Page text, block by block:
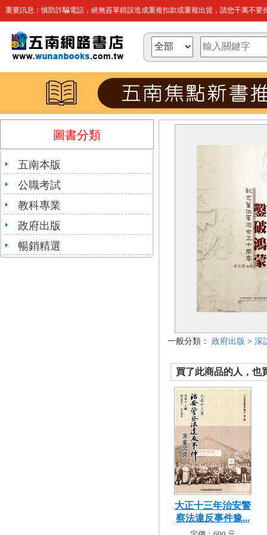
重要訊息：慎防詐騙電話，絕無簽單錯誤造成重複扣款或重複出貨，請您千萬不要
圖書分類
五南本版
公職考試
教科專業
政府出版
暢銷精選
一般分類： 政府出版 > 深
買了此商品的人，也
大正十三年治安警
察法違反事件豫...